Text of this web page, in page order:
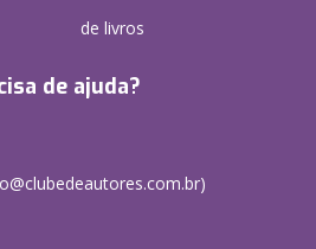
de livros
de ajuda?